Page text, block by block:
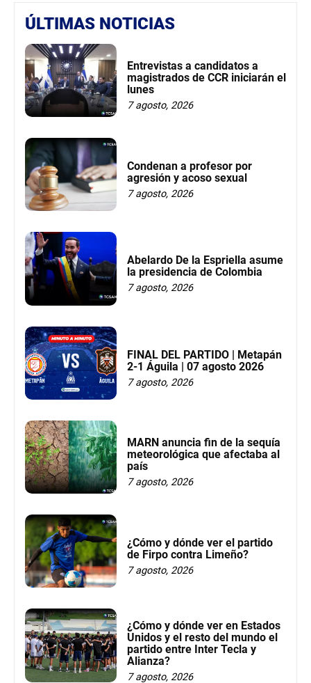
ÚLTIMAS NOTICIAS
Entrevistas a candidatos a
magistrados de CCR iniciarán el
lunes
7 agosto, 2026
Condenan a profesor por
agresión y acoso sexual
7 agosto, 2026
Abelardo De la Espriella asume
la presidencia de Colombia
7 agosto, 2026
FINAL DEL PARTIDO | Metapán
2-1 Águila | 07 agosto 2026
7 agosto, 2026
MARN anuncia fin de la sequía
meteorológica que afectaba al
país
7 agosto, 2026
¿Cómo y dónde ver el partido
de Firpo contra Limeño?
7 agosto, 2026
¿Cómo y dónde ver en Estados
Unidos y el resto del mundo el
partido entre Inter Tecla y
Alianza?
7 agosto, 2026